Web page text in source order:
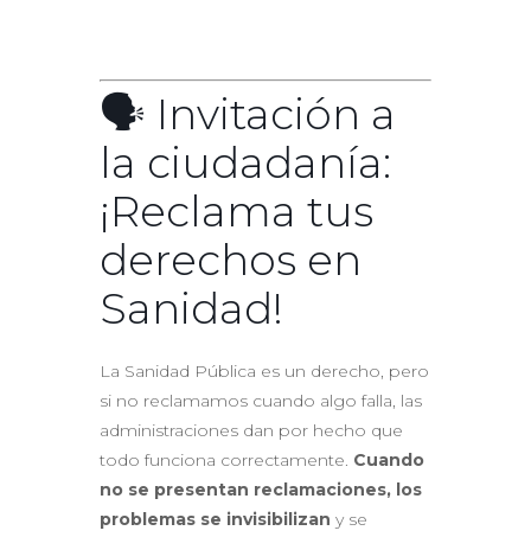
🗣️ Invitación a
la ciudadanía:
¡Reclama tus
derechos en
Sanidad!
La Sanidad Pública es un derecho, pero
si no reclamamos cuando algo falla, las
administraciones dan por hecho que
todo funciona correctamente. Cuando
no se presentan reclamaciones, los
problemas se invisibilizan y se